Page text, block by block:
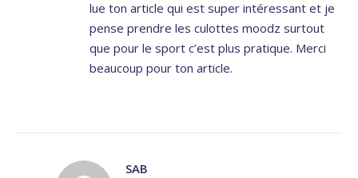
lue ton article qui est super intéressant et je
pense prendre les culottes moodz surtout
que pour le sport c’est plus pratique. Merci
beaucoup pour ton article.
SAB